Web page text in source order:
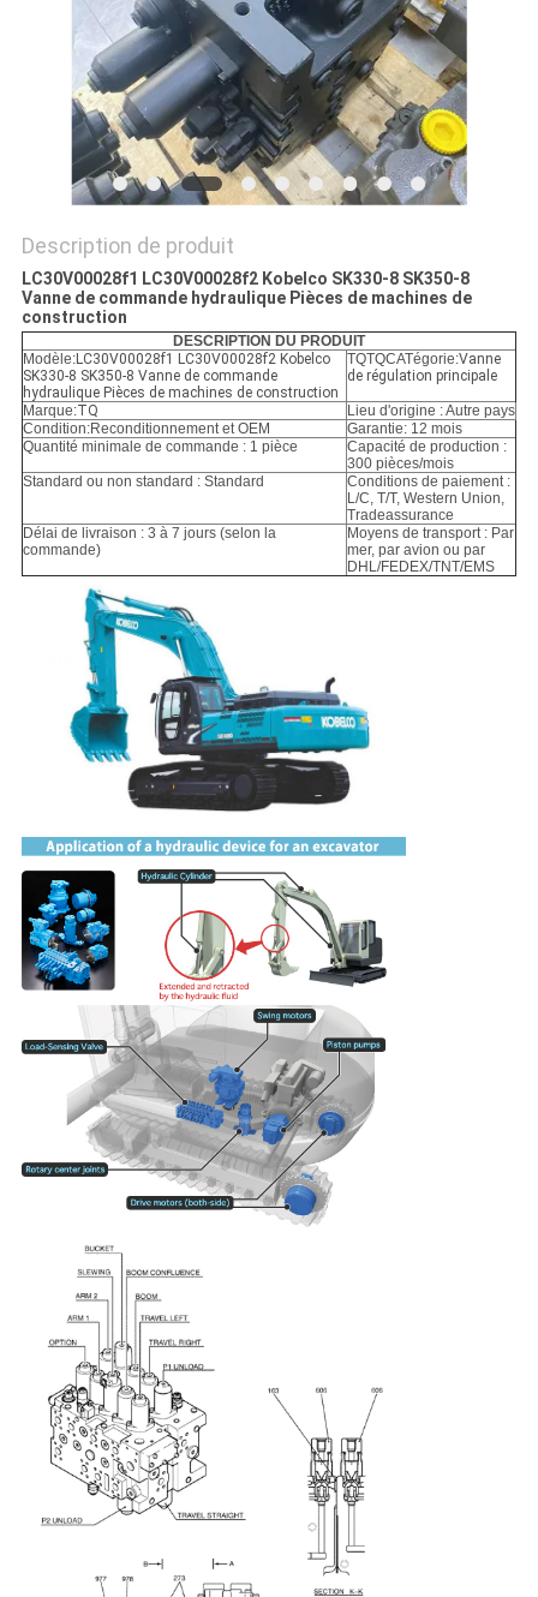
PLAN
POLITIQUE
DE
CONFIDENTIALITÉ
Description de produit
LC30V00028f1 LC30V00028f2 Kobelco SK330-8 SK350-8
Vanne de commande hydraulique Pièces de machines de
construction
DESCRIPTION DU PRODUIT
Modèle:LC30V00028f1 LC30V00028f2 Kobelco
SK330-8 SK350-8 Vanne de commande
hydraulique Pièces de machines de construction
TQTQCATégorie:Vanne
de régulation principale
Marque:TQ
Lieu d'origine : Autre pays
Condition:Reconditionnement et OEM
Garantie: 12 mois
Quantité minimale de commande : 1 pièce
Capacité de production :
300 pièces/mois
Standard ou non standard : Standard
Conditions de paiement :
L/C, T/T, Western Union,
Tradeassurance
Délai de livraison : 3 à 7 jours (selon la
commande)
Moyens de transport : Par
mer, par avion ou par
DHL/FEDEX/TNT/EMS